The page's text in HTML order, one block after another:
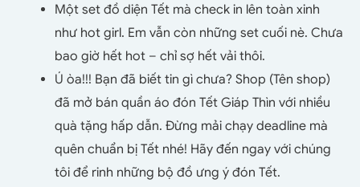
Một set đồ diện Tết mà check in lên toàn xinh
như hot girl. Em vẫn còn những set cuối nè. Chưa
bao giờ hết hot – chỉ sợ hết vải thôi.
Ú òa!!! Bạn đã biết tin gì chưa? Shop (Tên shop)
đã mở bán quần áo đón Tết Giáp Thìn với nhiều
quà tặng hấp dẫn. Đừng mải chạy deadline mà
quên chuẩn bị Tết nhé! Hãy đến ngay với chúng
tôi để rinh những bộ đồ ưng ý đón Tết.